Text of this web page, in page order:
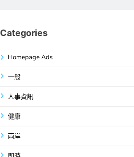
Categories
Homepage Ads
一般
人事資訊
健康
兩岸